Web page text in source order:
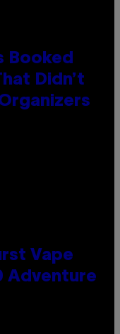
Booked
Didn’t
Vape
Adventure